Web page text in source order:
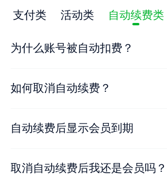
支付类 活动类 自动续费类
为什么账号被自动扣费？
如何取消自动续费？
自动续费后显示会员到期
取消自动续费后我还是会员吗？